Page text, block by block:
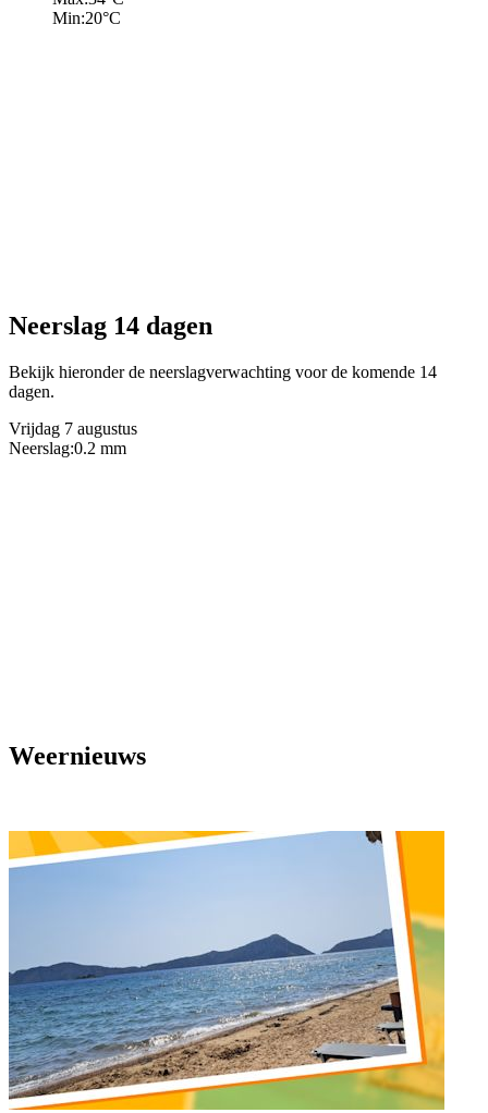
Min:20°C
Neerslag 14 dagen
Bekijk hieronder de neerslagverwachting voor de komende 14
dagen.
Vrijdag 7 augustus
Neerslag:0.2 mm
Weernieuws